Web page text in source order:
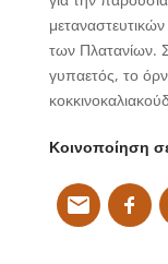
των Πλατανίων.
γυπαετός, το
Κοινοποίηση